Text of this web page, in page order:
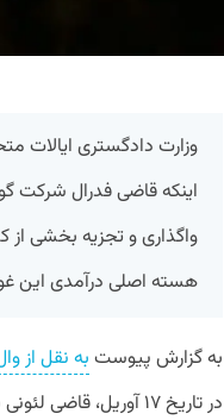
اینکه قاضی فدرال شرکت
واگذاری و تجزیه بخشی
هسته اصلی درآمدی این
به گزارش پیوست به نقل از
در تاریخ ۱۷ آوریل،